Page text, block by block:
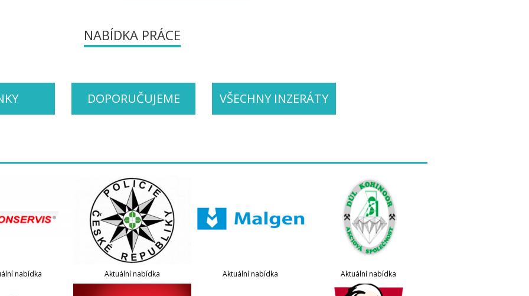
NABÍDKA PRÁCE
DOPORUČUJEME VŠECHNY INZERÁTY
nabídka Aktuální nabídka Aktuální nabídka Aktuální nabídka